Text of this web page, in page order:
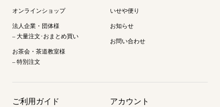
オンラインショップ
法人企業・団体様
– 大量注文･おまとめ買い
お茶会・茶道教室様
– 特別注文
いせや便り
お知らせ
お問い合わせ
ご利用ガイド アカウント